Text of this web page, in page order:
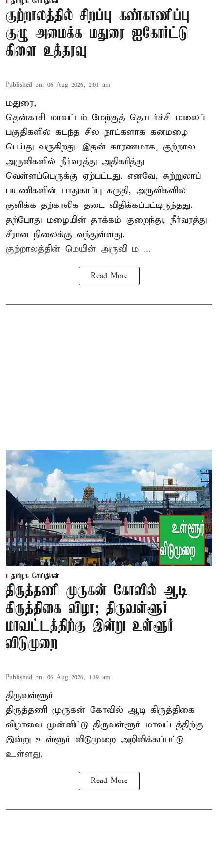
குற்றாலத்தில் சிறப்பு கண்காணிப்பு
குழு அமைக்க மதுரை ஐகோர்ட்டு
கிளை உத்தரவு
Published on: 06 Aug 2026, 2:01 am
மதுரை,
தென்காசி மாவட்டம் மேற்குத் தொடர்ச்சி மலைப்
பகுதிகளில் கடந்த சில நாட்களாக கனமழை
பெய்து வருகிறது. இதன் காரணமாக, குற்றால
அருவிகளில் நீர்வரத்து அதிகரித்து
வெள்ளப்பெருக்கு ஏற்பட்டது. எனவே, சுற்றுலாப்
பயணிகளின் பாதுகாப்பு கருதி, அருவிகளில்
குளிக்க தற்காலிக தடை விதிக்கப்பட்டிருந்தது.
தற்போது மழையின் தாக்கம் குறைந்து, நீர்வரத்து
சீரான நிலைக்கு வந்துள்ளது.
குற்றாலத்தின் மெயின் அருவி ம ...
Read More
தமிழக செய்திகள்
திருத்தணி முருகன் கோவில் ஆடி
கிருத்திகை விழா; திருவள்ளூர்
மாவட்டத்திற்கு இன்று உள்ளூர்
விடுமுறை
Published on: 06 Aug 2026, 1:49 am
திருவள்ளூர்
திருத்தணி முருகன் கோவில் ஆடி கிருத்திகை
விழாவை முன்னிட்டு திருவள்ளூர் மாவட்டத்திற்கு
இன்று உள்ளூர் விடுமுறை அறிவிக்கப்பட்டு
உள்ளது.
Read More